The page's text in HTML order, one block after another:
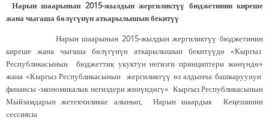
Нарын шаарынын 2015-жылдын жергиликтүү бюджетинин киреше
жана чыгаша бөлүгүнүн аткарылышын бекитүү
Нарын шаарынын 2015-жылдын жергиликтүү бюджетинин
киреше жана чыгаша бөлүгүнүн аткарылышын бекитүүдө «Кыргыз
Республикасынын бюджеттик укуктун негизги принциптери жөнүндө»
жана «Кыргыз Республикасынын жергиликтүү өз алдынча башкаруунун
финансы -экономикалык негиздери жөнүндөгү» Кыргыз Республикасынын
Мыйзамдарын жетекчиликке алынып, Нарын шаардык Кеңешинин
сессиясы